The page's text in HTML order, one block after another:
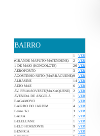
BAIRRO
1
VER
(GRANDE MAPUTO-MATENDENE)
2
VER
1 DE MAIO (KONGOLOTE)
26 VER
AEROPORTO
3
VER
AGOSTINHO NETO (MARRACUENE)9
VER
ALBASINE
14 VER
ALTO MAE
6
VER
AV. FPLM-SOVESTE(MAXAQUENE)
2
VER
AVENIDA DE ANGOLA
1
VER
BAGAMOYO
7
VER
BAIRRO DO JARDIM
4
VER
Bairro T-3
3
VER
BAIXA
2
VER
BELELUANE
1
VER
BELO HORIZONTE
9
VER
BENFICA
7
VER